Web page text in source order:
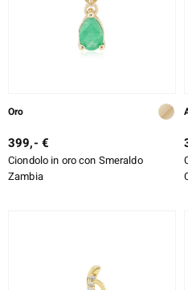
Oro
399,- €
Ciondolo in oro con Smeraldo
Zambia